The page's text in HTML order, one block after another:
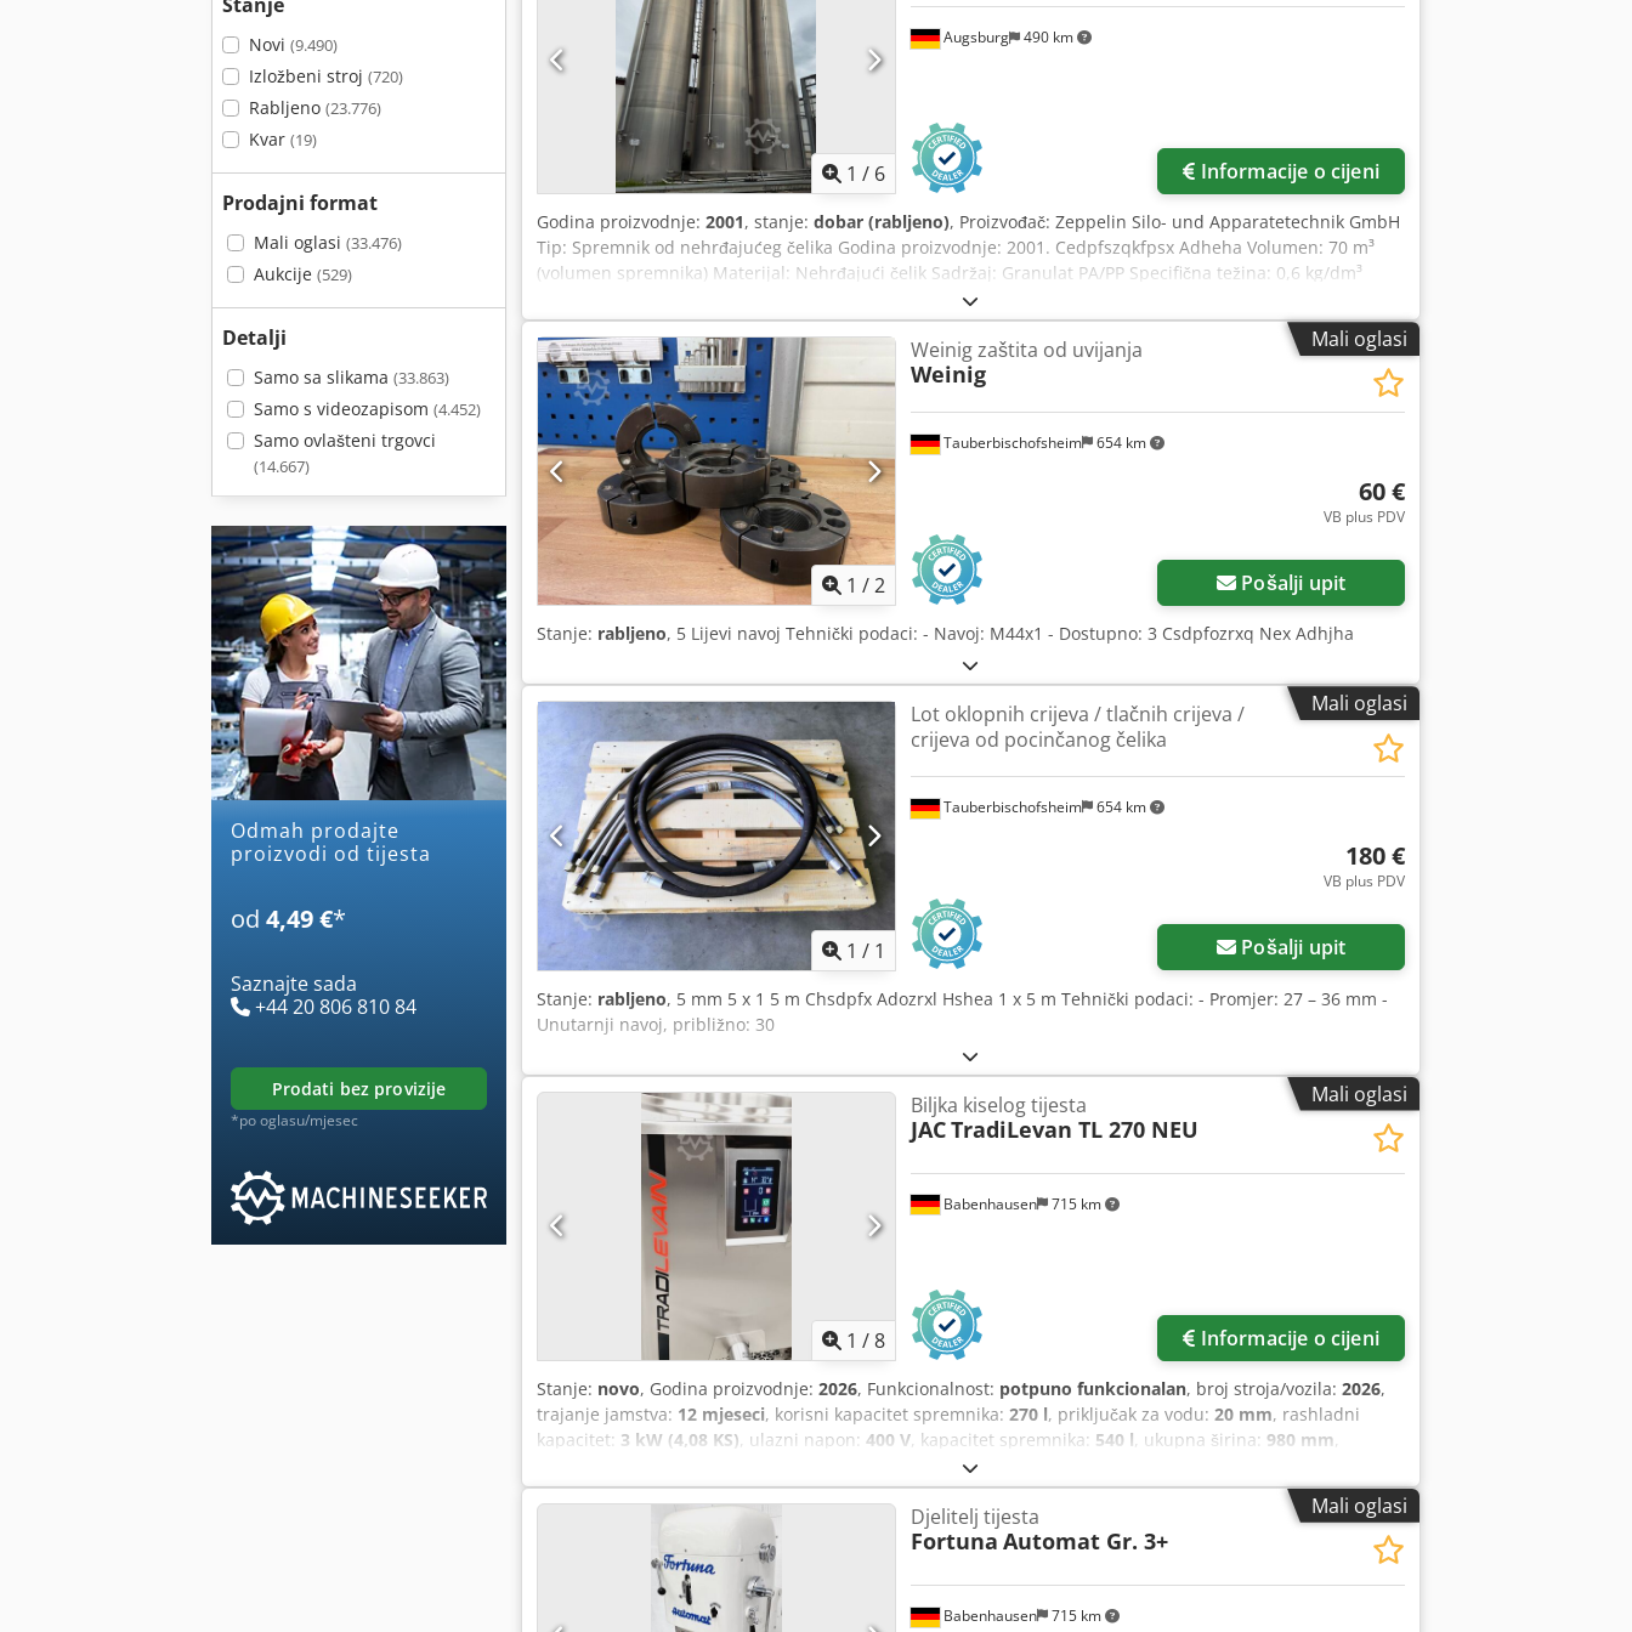
Novi (9.490)
Izložbeni stroj (720)
Rabljeno (23.776)
Kvar (19)
Prodajni format
Mali oglasi (33.476)
Aukcije (529)
Detalji
Samo sa slikama (33.863)
Samo s videozapisom (4.452)
Samo ovlašteni trgovci
(14.667)
Odmah prodajte
proizvodi od tijesta
od 4,49 €*
Saznajte sada
+44 20 806 810 84
prodati bez provizije
*po oglasu/mjesec
1 / 6
Augsburg 490 km
Informacije o cijeni
Godina proizvodnje: 2001, stanje: dobar (rabljeno), Proizvođač: Zeppelin Silo- und Apparatetechnik GmbH
Tip: Spremnik od nehrđajućeg čelika Godina proizvodnje: 2001. Cedpfszqkfpsx Adheha Volumen: 70 m³
(volumen spremnika) Materijal: Nehrđajući čelik Sadržaj: Granulat PA/PP Specifična težina: 0,6 kg/dm³
Visina spremnika: 12.500 mm Promjer spremnika: 3.000 mm Maksimalni radni pretlak: 45 mbar Dopušteni
podtlak: 5 mbar Maksimalna radna temperatura: 50 °C Maksimalna dubina utovara: 11.000 mm Koeficijent
trenja stijenke: 0,3–0,4 Horizontalni omjer opterećenja λ: 0,5–0,7 Faktor opterećenja dna cb: 1,5 Faktor
pražnjenja eh: 1,2 Koeficijent rasutog materijala βG: 0,4 μH: 0,2–0,4 Dostupna količina: 3 spremnika
Mali oglasi
Zatražite više slika
1 /2
Tauberbischofsheim 654 km
Weinig zaštita od uvijanja
Weinig
60 €
VB plus PDV
Pošalji upit
Stanje: rabljeno, 5 Lijevi navoj Tehnički podaci: - Navoj: M44x1 - Dostupno: 3 Csdpfozrxq Nex Adhjha
Mali oglasi
1 / 1
Tauberbischofsheim 654 km
Lot oklopnih crijeva / tlačnih crijeva /
crijeva od pocinčanog čelika
180 €
VB plus PDV
Pošalji upit
Stanje: rabljeno, 5 mm 5 x 1 5 m Chsdpfx Adozrxl Hshea 1 x 5 m Tehnički podaci: - Promjer: 27 – 36 mm -
Unutarnji navoj, približno: 30
Mali oglasi
1 /8
Babenhausen 715 km
Biljka kiselog tijesta
JACTradiLevan TL 270 NEU
Informacije o cijeni
Stanje: novo, Godina proizvodnje: 2026, Funkcionalnost: potpuno funkcionalan, broj stroja/vozila: 2026,
trajanje jamstva: 12 mjeseci, korisni kapacitet spremnika: 270 l, priključak za vodu: 20 mm, rashladni
kapacitet: 3 kW (4,08 KS), ulazni napon: 400 V, kapacitet spremnika: 540 l, ukupna širina: 980 mm,
1.556 mm, ulazna frekvencija:
09/2027, vrsta ulazne struje:trofazni, NOVO +++ NOVO JAC uređaj za fermentaciju kiselog tijesta +++
NOVO VRHUNSKI MODEL: Tradilevan TL 270 Uređaj za miješanje, dozrijevanje i konzerviranje tekućeg
kiselog tijesta Automatsko miješanje i varijabilna brzina Jednostavno upravljanje pomoću zaslona
osjetljivog na dodir, s receptima Mogućnost podešavanja vremena miješanja i brzine Izvedba od
nehrđajućeg čelika Jednostavna tehnologija! Kapacitet spremnika 540 litara, maks. 270 litara kiselog tijesta
Isključivo kod nas: DGUV V3, električno testirano Priključak 400 V / 16 A-CEE utikač Dimenzije: 980 x 1456 x
Mali oglasi
Babenhausen 715 km
Djelitelj tijesta
Fortuna Automat Gr. 3+